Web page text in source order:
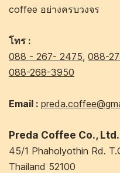
coffee อย่างครบวงจร
โทร :
088 - 267- 2475, 088-
088-268-3950
Email :
Preda Coffee Co., Ltd.
45/1 Phaholyothin Rd.
Thailand 52100